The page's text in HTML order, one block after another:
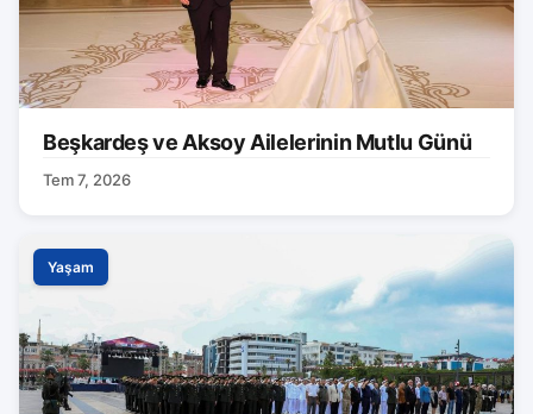
Beşkardeş ve Aksoy Ailelerinin Mutlu Günü
Tem 7, 2026
Yaşam